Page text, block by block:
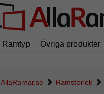
Ramtyp Övriga produkter
AllaRamar.se Ramstorlek